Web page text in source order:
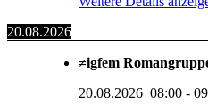
20.08.2026
≠igfem
20.08.2026 08:00 -